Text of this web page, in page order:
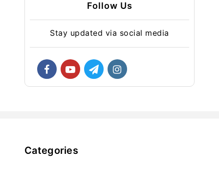
Follow Us
Stay updated via social media
Categories